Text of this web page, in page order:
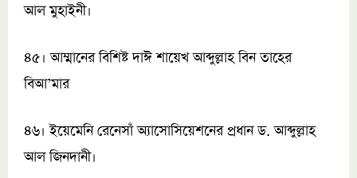
আল মুহাইনী।
৪৫। আম্মানের বিশিষ্ট দাঈ শায়েখ আব্দুল্লাহ বিন তাহের
বিআ’মার
৪৬। ইয়েমেনি রেনেসাঁ অ্যাসোসিয়েশনের প্রধান ড. আব্দুল্লাহ
আল জিনদানী।